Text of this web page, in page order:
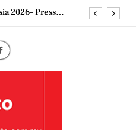
2026– Press
空间
录 见证马来西亚房
with next-
2026– Press